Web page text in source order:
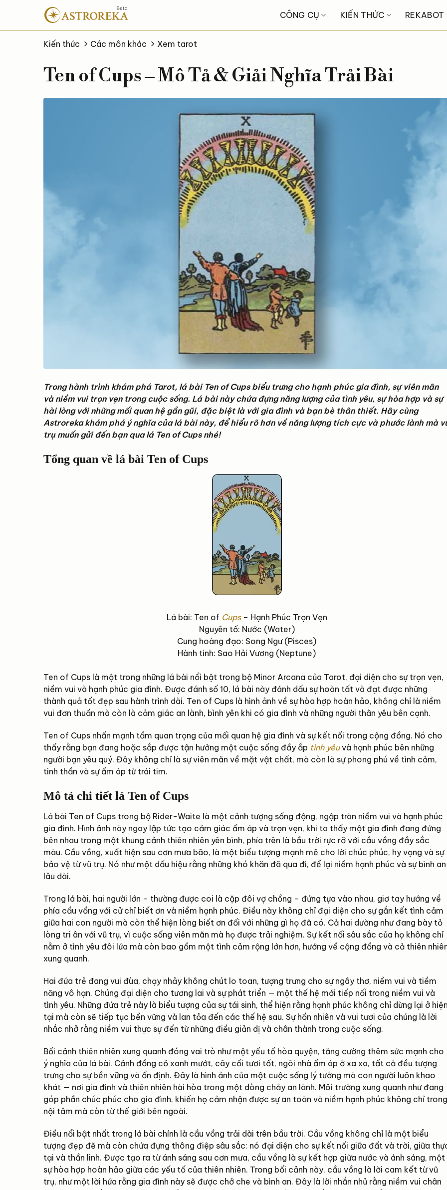
nội
CÔNG CỤ KIẾN THỨC REKABOT
Kiến thức Các môn khác Xem tarot
Ten of Cups – Mô Tả & Giải Nghĩa Trải Bài
Trong hành trình khám phá Tarot, lá bài Ten of Cups biểu trưng cho hạnh phúc gia đình, sự viên mãn
và niềm vui trọn vẹn trong cuộc sống. Lá bài này chứa đựng năng lượng của tình yêu, sự hòa hợp và sự
hài lòng với những mối quan hệ gần gũi, đặc biệt là với gia đình và bạn bè thân thiết. Hãy cùng
Astroreka khám phá ý nghĩa của lá bài này, để hiểu rõ hơn về năng lượng tích cực và phước lành mà
trụ muốn gửi đến bạn qua lá Ten of Cups nhé!
Tổng quan về lá bài Ten of Cups
Lá bài: Ten of Cups– Hạnh Phúc Trọn Vẹn
Nguyên tố: Nước (Water)
Cung hoàng đạo: Song Ngư (Pisces)
Hành tinh: Sao Hải Vương (Neptune)
Ten of Cups là một trong những lá bài nổi bật trong bộ Minor Arcana của Tarot, đại diện cho sự trọn vẹn,
niềm vui và hạnh phúc gia đình. Được đánh số 10, lá bài này đánh dấu sự hoàn tất và đạt được những
thành quả tốt đẹp sau hành trình dài. Ten of Cups là hình ảnh về sự hòa hợp hoàn hảo, không chỉ là niềm
vui đơn thuần mà còn là cảm giác an lành, bình yên khi có gia đình và những người thân yêu bên cạnh.
Ten of Cups nhấn mạnh tầm quan trọng của mối quan hệ gia đình và sự kết nối trong cộng đồng. Nó cho
thấy rằng bạn đang hoặc sắp được tận hưởng một cuộc sống đầy ắp tình yêuvà hạnh phúc bên những
người bạn yêu quý. Đây không chỉ là sự viên mãn về mặt vật chất, mà còn là sự phong phú về tình cảm,
tinh thần và sự ấm áp từ trái tim.
Mô tả chi tiết lá Ten of Cups
Lá bài Ten of Cups trong bộ Rider-Waite là một cảnh tượng sống động, ngập tràn niềm vui và hạnh phúc
gia đình. Hình ảnh này ngay lập tức tạo cảm giác ấm áp và trọn vẹn, khi ta thấy một gia đình đang đứng
bên nhau trong một khung cảnh thiên nhiên yên bình, phía trên là bầu trời rực rỡ với cầu vồng đầy sắc
màu. Cầu vồng, xuất hiện sau cơn mưa bão, là một biểu tượng mạnh mẽ cho lời chúc phúc, hy vọng và sự
bảo vệ từ vũ trụ. Nó như một dấu hiệu rằng những khó khăn đã qua đi, để lại niềm hạnh phúc và sự bình an
lâu dài.
Trong lá bài, hai người lớn – thường được coi là cặp đôi vợ chồng – đứng tựa vào nhau, giơ tay hướng về
phía cầu vồng với cử chỉ biết ơn và niềm hạnh phúc. Điều này không chỉ đại diện cho sự gắn kết tình cảm
giữa hai con người mà còn thể hiện lòng biết ơn đối với những gì họ đã có. Cả hai dường như đang bày tỏ
lòng tri ân với vũ trụ, vì cuộc sống viên mãn mà họ được trải nghiệm. Sự kết nối sâu sắc của họ không chỉ
nằm ở tình yêu đôi lứa mà còn bao gồm một tình cảm rộng lớn hơn, hướng về cộng đồng và cả thiên
xung quanh.
Hai đứa trẻ đang vui đùa, chạy nhảy không chút lo toan, tượng trưng cho sự ngây thơ, niềm vui và tiềm
năng vô hạn. Chúng đại diện cho tương lai và sự phát triển — một thế hệ mới tiếp nối trong niềm vui và
tình yêu. Những đứa trẻ này là biểu tượng của sự tái sinh, thể hiện rằng hạnh phúc không chỉ dừng lại ở
tại mà còn sẽ tiếp tục bền vững và lan tỏa đến các thế hệ sau. Sự hồn nhiên và vui tươi của chúng là lời
nhắc nhở rằng niềm vui thực sự đến từ những điều giản dị và chân thành trong cuộc sống.
Bối cảnh thiên nhiên xung quanh đóng vai trò như một yếu tố hòa quyện, tăng cường thêm sức mạnh cho
ý nghĩa của lá bài. Cảnh đồng cỏ xanh mướt, cây cối tươi tốt, ngôi nhà ấm áp ở xa xa, tất cả đều tượng
trưng cho sự bền vững và ổn định. Đây là hình ảnh của một cuộc sống lý tưởng mà con người luôn khao
khát — nơi gia đình và thiên nhiên hài hòa trong một dòng chảy an lành. Môi trường xung quanh như đang
góp phần chúc phúc cho gia đình, khiến họ cảm nhận được sự an toàn và niềm hạnh phúc không chỉ trong
nội tâm mà còn từ thế giới bên ngoài.
Điều nổi bật nhất trong lá bài chính là cầu vồng trải dài trên bầu trời. Cầu vồng không chỉ là một biểu
tượng đẹp đẽ mà còn chứa đựng thông điệp sâu sắc: nó đại diện cho sự kết nối giữa đất và trời, giữa
tại và thần linh. Được tạo ra từ ánh sáng sau cơn mưa, cầu vồng là sự kết hợp giữa nước và ánh sáng, một
sự hòa hợp hoàn hảo giữa các yếu tố của thiên nhiên. Trong bối cảnh này, cầu vồng là lời cam kết từ vũ
trụ, như một lời hứa rằng gia đình này sẽ được chở che và bình an. Đây là lời nhắn nhủ rằng niềm vui chân